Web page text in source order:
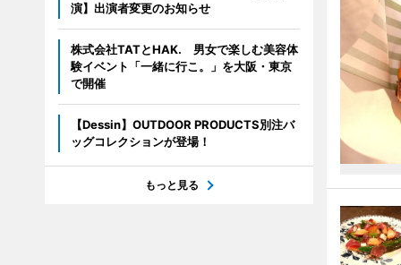
演】出演者変更のお知らせ
株式会社TATとHAK. 男女で楽しむ美容体
験イベント「一緒に行こ。」を大阪・東京
で開催
【Dessin】OUTDOOR PRODUCTS別注バ
ッグコレクションが登場！
もっと見る